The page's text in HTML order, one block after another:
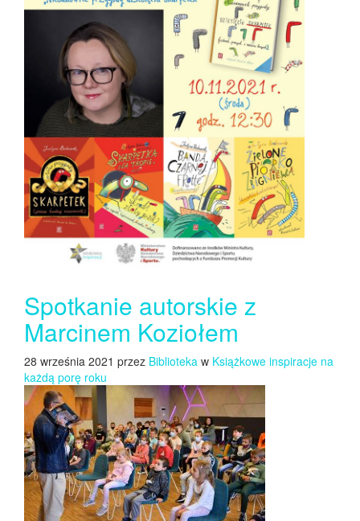
Spotkanie autorskie z
Marcinem Koziołem
28 września 2021 przez Biblioteka w Książkowe inspiracje na
każdą porę roku